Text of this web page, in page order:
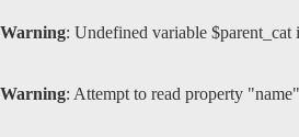
Warning: Undefined variable $parent_cat
Warning: Attempt to read property